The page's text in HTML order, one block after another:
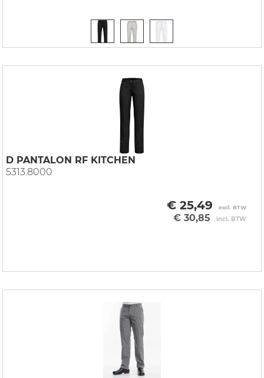
D PANTALON RF KITCHEN
5313.8000
€ 25,49 excl. BTW
€ 30,85 incl. BTW